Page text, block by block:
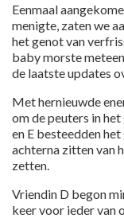
Eenmaal
menigte, zaten we
het genot van
baby morste
de laatste updates
Met hernieuwde
om de peuters in
en E besteedden
achterna zitten van
zetten.
Vriendin D begon
keer voor ieder van